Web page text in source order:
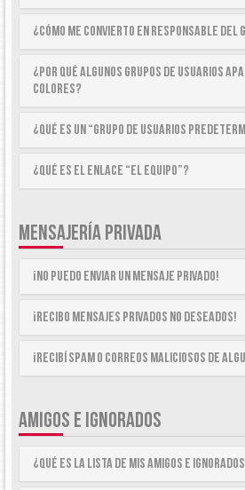
¿Cómo me convierto en Responsable del
¿Por qué algunos Grupos de Usuarios
colores?
¿Qué es un “Grupo de Usuarios
¿Qué es el enlace “El equipo”?
MENSAJERÍA PRIVADA
¡No puedo enviar un mensaje privado!
¡Recibo mensajes privados no deseados!
¡Recibí spam o correos maliciosos de
AMIGOS E IGNORADOS
¿Qué es la lista de Mis Amigos e